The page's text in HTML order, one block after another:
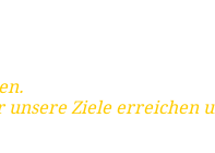
unsere Ziele erreichen